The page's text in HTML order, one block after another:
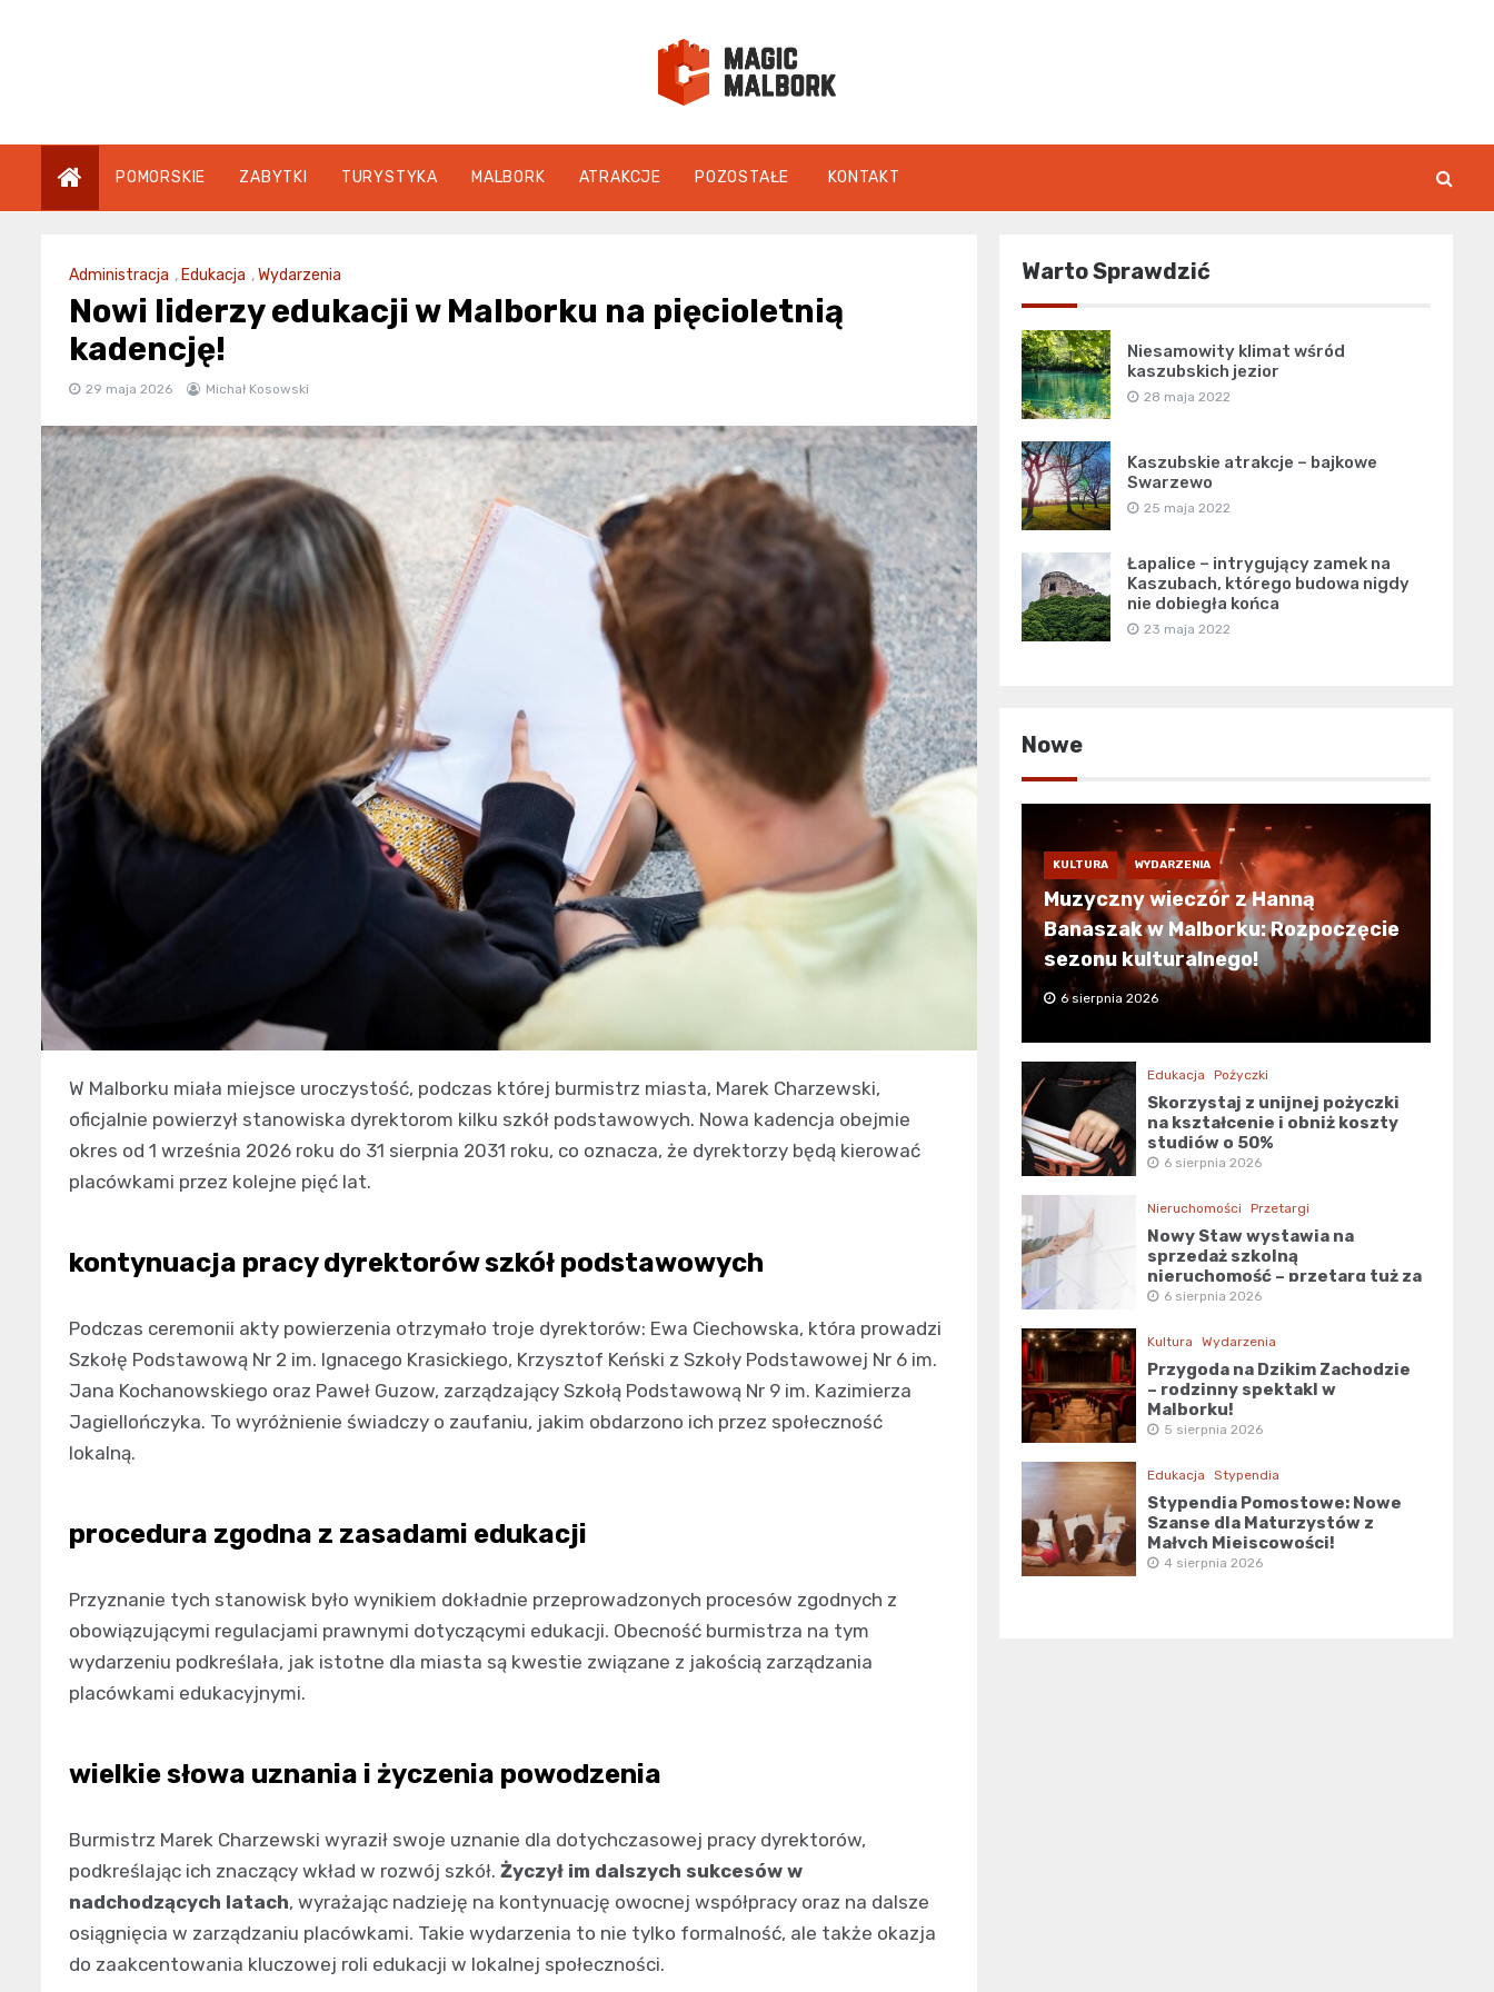
magicmalbork.pl
POMORSKIE ZABYTKI TURYSTYKA MALBORK ATRAKCJE POZOSTAŁE KONTAKT
Administracja , Edukacja ,Wydarzenia
Nowi liderzy edukacji w Malborku na pięcioletnią
kadencję!
29 maja 2026 Michał Kosowski
W Malborku miała miejsce uroczystość, podczas której burmistrz miasta, Marek Charzewski,
oficjalnie powierzył stanowiska dyrektorom kilku szkół podstawowych. Nowa kadencja obejmie
okres od 1 września 2026 roku do 31 sierpnia 2031 roku, co oznacza, że dyrektorzy będą kierować
placówkami przez kolejne pięć lat.
kontynuacja pracy dyrektorów szkół podstawowych
Podczas ceremonii akty powierzenia otrzymało troje dyrektorów: Ewa Ciechowska, która prowadzi
Szkołę Podstawową Nr 2 im. Ignacego Krasickiego, Krzysztof Keński z Szkoły Podstawowej Nr 6 im.
Jana Kochanowskiego oraz Paweł Guzow, zarządzający Szkołą Podstawową Nr 9 im. Kazimierza
Jagiellończyka. To wyróżnienie świadczy o zaufaniu, jakim obdarzono ich przez społeczność
lokalną.
procedura zgodna z zasadami edukacji
Przyznanie tych stanowisk było wynikiem dokładnie przeprowadzonych procesów zgodnych z
obowiązującymi regulacjami prawnymi dotyczącymi edukacji. Obecność burmistrza na tym
wydarzeniu podkreślała, jak istotne dla miasta są kwestie związane z jakością zarządzania
placówkami edukacyjnymi.
wielkie słowa uznania i życzenia powodzenia
Burmistrz Marek Charzewski wyraził swoje uznanie dla dotychczasowej pracy dyrektorów,
podkreślając ich znaczący wkład w rozwój szkół. Życzył im dalszych sukcesów w
nadchodzących latach, wyrażając nadzieję na kontynuację owocnej współpracy oraz na dalsze
osiągnięcia w zarządzaniu placówkami. Takie wydarzenia to nie tylko formalność, ale także okazja
do zaakcentowania kluczowej roli edukacji w lokalnej społeczności.
Warto Sprawdzić
Niesamowity klimat wśród
kaszubskich jezior
28 maja 2022
Kaszubskie atrakcje – bajkowe
Swarzewo
25 maja 2022
Łapalice – intrygujący zamek na
Kaszubach, którego budowa nigdy
nie dobiegła końca
23 maja 2022
Nowe
KULTURA WYDARZENIA
Muzyczny wieczór z Hanną
Banaszak w Malborku: Rozpoczęcie
sezonu kulturalnego!
6 sierpnia 2026
Edukacja Pożyczki
Skorzystaj z unijnej pożyczki
na kształcenie i obniż koszty
studiów o 50%
6 sierpnia 2026
Nieruchomości Przetargi
Nowy Staw wystawia na
sprzedaż szkolną
nieruchomość – przetarg tuż za
rogiem!
6 sierpnia 2026
Kultura Wydarzenia
Przygoda na Dzikim Zachodzie
– rodzinny spektakl w
Malborku!
5 sierpnia 2026
Edukacja Stypendia
Stypendia Pomostowe: Nowe
Szanse dla Maturzystów z
Małych Miejscowości!
4 sierpnia 2026